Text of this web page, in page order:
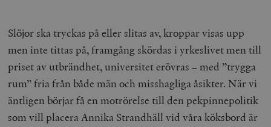
Slöjor ska tryckas på eller slitas av, kroppar visas upp
men inte tittas på, framgång skördas i yrkeslivet men till
priset av utbrändhet, universitet erövras – med ”trygga
rum” fria från både män och misshagliga åsikter. När vi
äntligen börjar få en motrörelse till den pekpinnepolitik
som vill placera Annika Strandhäll vid våra köksbord är